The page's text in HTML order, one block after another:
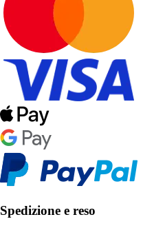
Spedizione e reso